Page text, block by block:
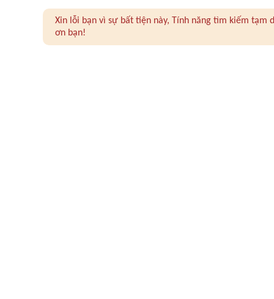
Xin lỗi bạn vì sự bất tiện này, Tính năng tìm kiếm
ơn bạn!